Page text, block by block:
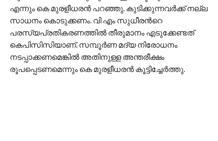
എന്നും കെ മുരളീധരൻ പറഞ്ഞു. കുടിക്കുന്നവർക്ക് നല്ല
സാധനം കൊടുക്കണം. വി എം സുധീരന്‍റെ
പരസ്യപ്രതികരണത്തിൽ തീരുമാനം എടുക്കേണ്ടത്
കെപിസിസിയാണ്. സമ്പൂർണ മദ്യ നിരോധനം
നടപ്പാക്കണമെങ്കിൽ അതിനുള്ള അന്തരീക്ഷം
രൂപപ്പെടണമെന്നും കെ മുരളീധരന്‍ കൂട്ടിച്ചേര്‍ത്തു.